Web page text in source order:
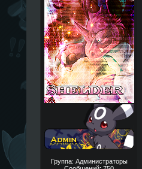
Группа: Администраторы